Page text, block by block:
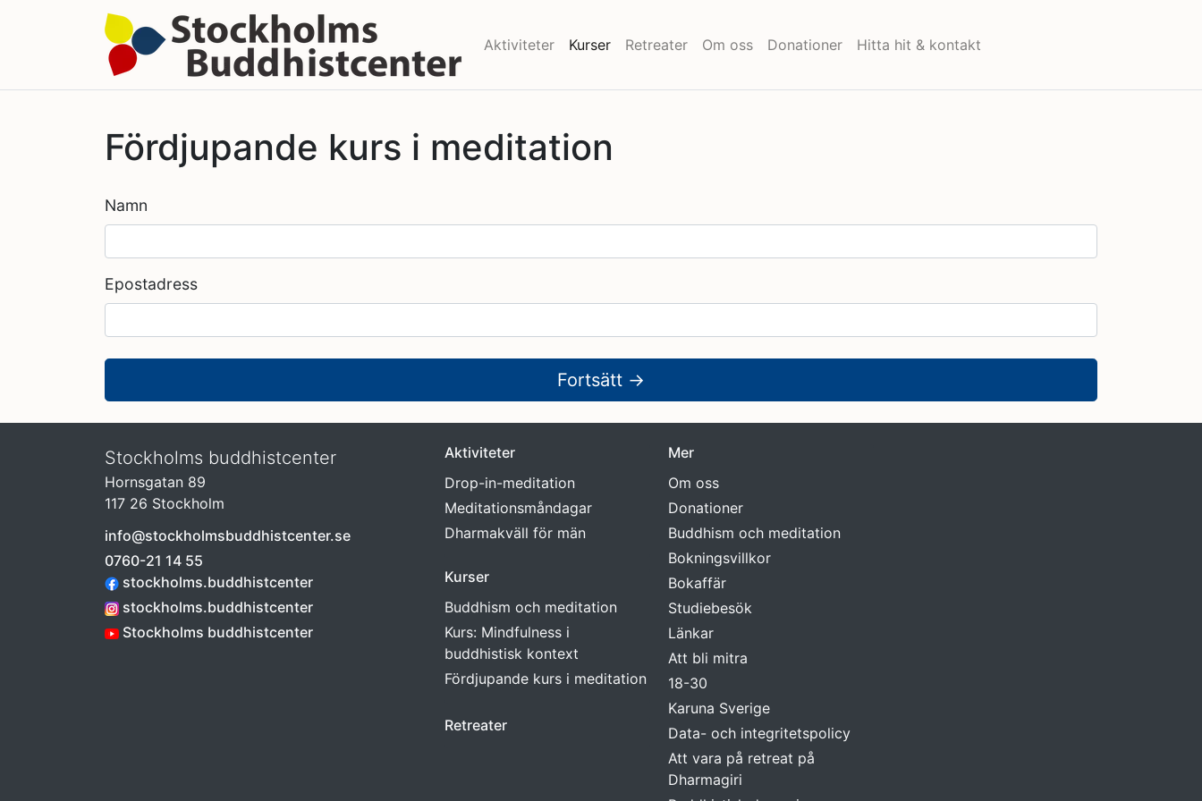
Aktiviteter Kurser Retreater Om oss Donationer Hitta hit & kontakt
Fördjupande kurs i meditation
Namn
Epostadress
Fortsätt →
Stockholms buddhistcenter
Hornsgatan 89
117 26 Stockholm
info@stockholmsbuddhistcenter.se
0760-21 14 55
stockholms.buddhistcenter
stockholms.buddhistcenter
Stockholms buddhistcenter
Aktiviteter
Drop-in-meditation
Meditationsmåndagar
Dharmakväll för män
Kurser
Buddhism och meditation
Kurs: Mindfulness i
buddhistisk kontext
Fördjupande kurs i meditation
Retreater
Mer
Om oss
Donationer
Buddhism och meditation
Bokningsvillkor
Bokaffär
Studiebesök
Länkar
Att bli mitra
18-30
Karuna Sverige
Data- och integritetspolicy
Att vara på retreat på
Dharmagiri